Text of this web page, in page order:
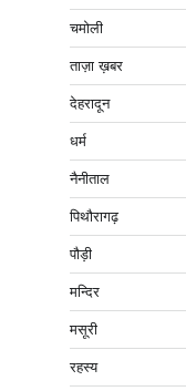
चमोली
ताज़ा ख़बर
देहरादून
धर्म
नैनीताल
पिथौरागढ़
पौड़ी
मन्दिर
मसूरी
रहस्य